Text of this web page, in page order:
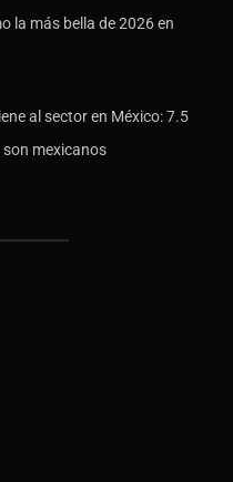
la más bella de 2026 en
al sector en México: 7.5
son mexicanos